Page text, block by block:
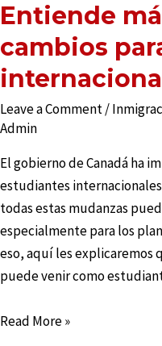
Entiende
cambios
Leave a Comment/
Admin
El gobierno de Canadá ha
estudiantes
todas estas mudanzas
especialmente para los
eso, aquí les explicaremos
puede venir como
Read More »